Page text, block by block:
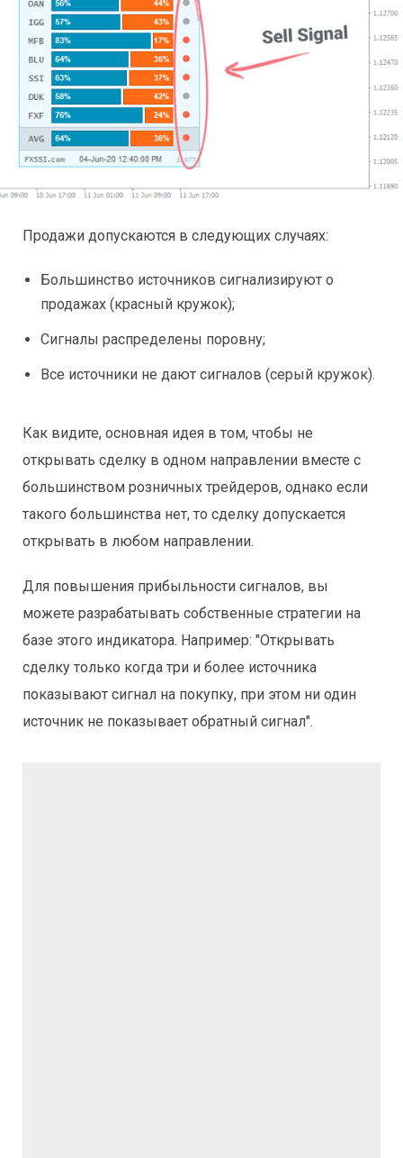
Продажи допускаются в следующих случаях:
Большинство источников сигнализируют о
продажах (красный кружок);
Сигналы распределены поровну;
Все источники не дают сигналов (серый кружок).
Как видите, основная идея в том, чтобы не
открывать сделку в одном направлении вместе с
большинством розничных трейдеров, однако если
такого большинства нет, то сделку допускается
открывать в любом направлении.
Для повышения прибыльности сигналов, вы
можете разрабатывать собственные стратегии на
базе этого индикатора. Например: "Открывать
сделку только когда три и более источника
показывают сигнал на покупку, при этом ни один
источник не показывает обратный сигнал".